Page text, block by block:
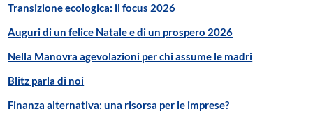
Transizione ecologica: il focus 2026
Auguri di un felice Natale e di un prospero 2026
Nella Manovra agevolazioni per chi assume le madri
Blitz parla di noi
Finanza alternativa: una risorsa per le imprese?